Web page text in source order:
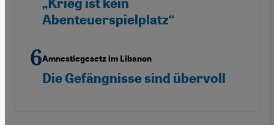
„Krieg ist kein
Abenteuerspielplatz“
Amnestiegesetz im Libanon
Die Gefängnisse sind übervoll